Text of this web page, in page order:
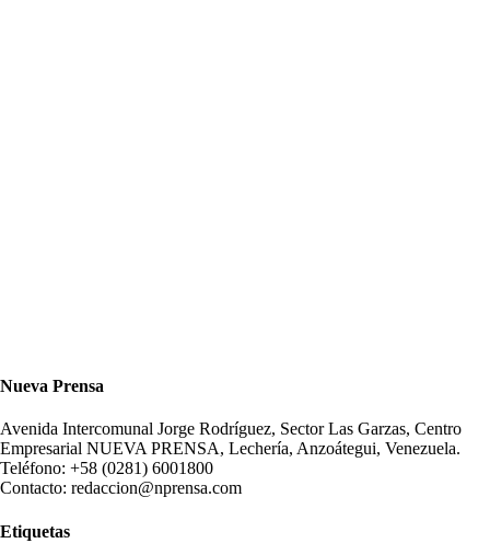
Nueva Prensa
Avenida Intercomunal Jorge Rodríguez, Sector Las Garzas, Centro
Empresarial NUEVA PRENSA, Lechería, Anzoátegui, Venezuela.
Teléfono: +58 (0281) 6001800
Contacto: redaccion@nprensa.com
Etiquetas